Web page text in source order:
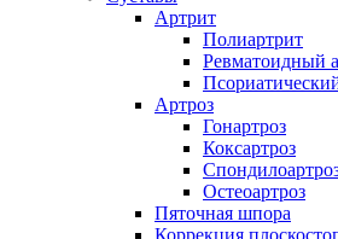
Артрит
Полиартрит
Ревматоидный
Артроз
Гонартроз
Коксартроз
Остеоартроз
Пяточная шпора
Коррекция